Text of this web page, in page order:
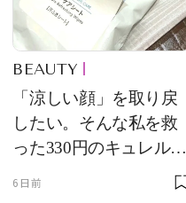
BEAUTY
「涼しい顔」を取り戻
したい。そんな私を救
った330円のキュレル名
6日前